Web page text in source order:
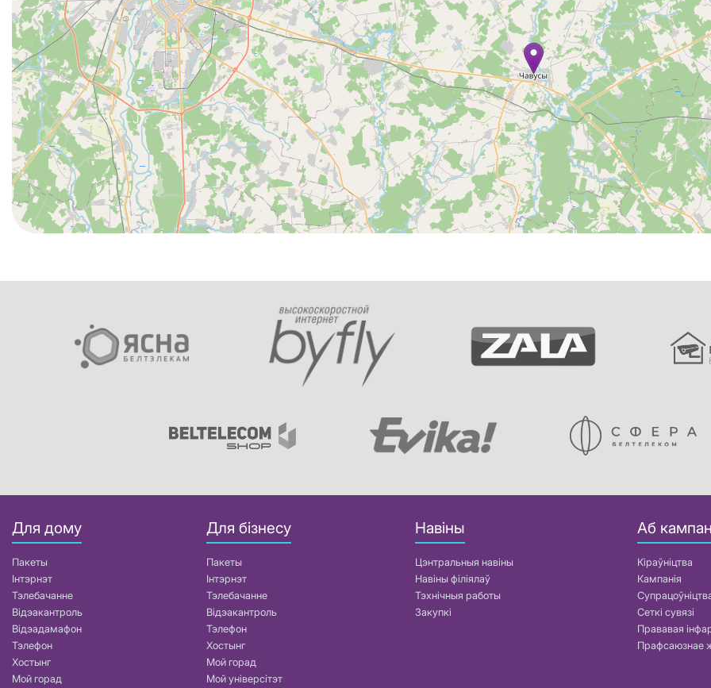
Для дому
Пакеты
Інтэрнэт
Тэлебачанне
Відэакантроль
Відэадамафон
Тэлефон
Хостынг
Мой горад
Для бізнесу
Пакеты
Інтэрнэт
Тэлебачанне
Відэакантроль
Тэлефон
Хостынг
Мой горад
Мой універсітэт
Навіны
Цэнтральныя навіны
Навіны філіялаў
Тэхнічныя работы
Закупкі
Аб
Кіраўніцтва
Кампанія
Сеткі сувязі
Прававая
Прафсаюзнае